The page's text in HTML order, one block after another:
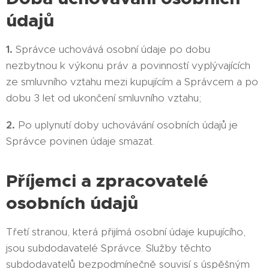
údajů
1. Správce uchovává osobní údaje po dobu
nezbytnou k výkonu práv a povinností vyplývajících
ze smluvního vztahu mezi kupujícím a Správcem a po
dobu 3 let od ukončení smluvního vztahu;
2. Po uplynutí doby uchovávání osobních údajů je
Správce povinen údaje smazat.
Příjemci a zpracovatelé
osobních údajů
Třetí stranou, která přijímá osobní údaje kupujícího,
jsou subdodavatelé Správce. Služby těchto
subdodavatelů bezpodmínečně souvisí s úspěšným